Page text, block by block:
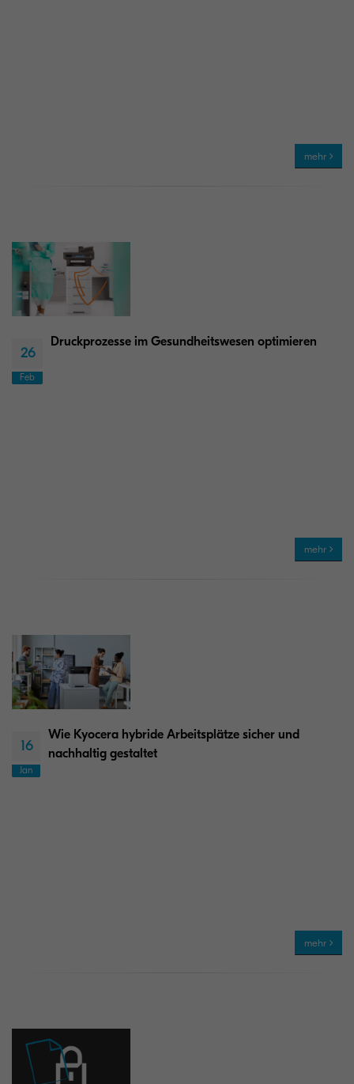
mehr
26
Feb
Druckprozesse im Gesundheitswesen optimieren
mehr
16
Jan
Wie Kyocera hybride Arbeitsplätze sicher und
nachhaltig gestaltet
mehr